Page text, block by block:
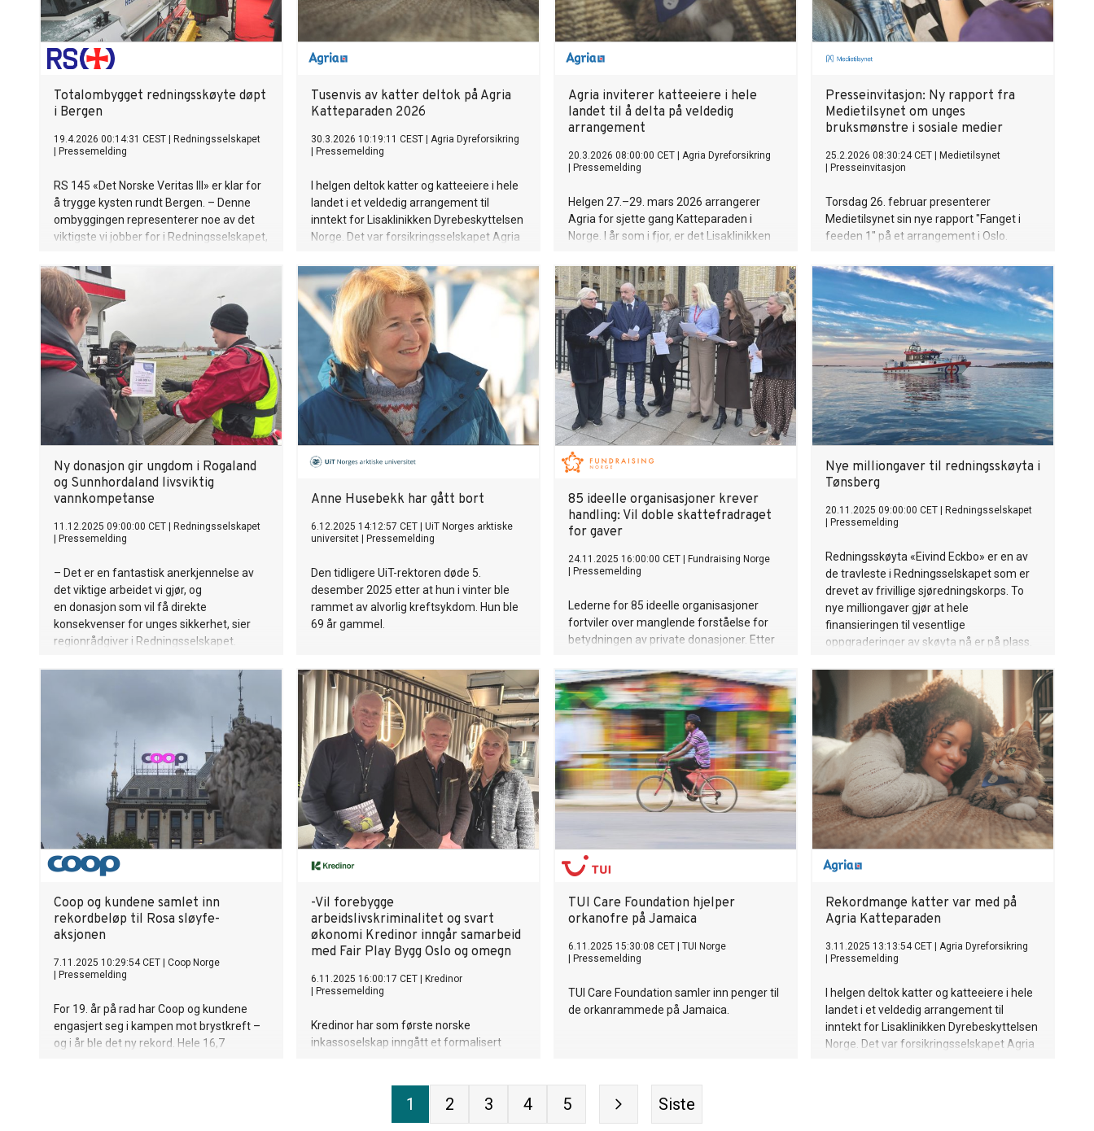
Totalombygget redningsskøyte døpt
i Bergen
19.4.2026 00:14:31 CEST
Redningsselskapet
Pressemelding
RS 145 «Det Norske Veritas III» er klar for
å trygge kysten rundt Bergen. – Denne
ombyggingen representerer noe av det
viktigste vi jobber for i Redningsselskapet,
beredskap, sier generalsekretær Janne
Oddaker.
Tusenvis av katter deltok på Agria
Katteparaden 2026
30.3.2026 10:19:11 CEST
Agria Dyreforsikring
Pressemelding
I helgen deltok katter og katteeiere i hele
landet i et veldedig arrangement til
inntekt for Lisaklinikken Dyrebeskyttelsen
Norge. Det var forsikringsselskapet Agria
katter i årets parade.
Agria inviterer katteeiere i hele
landet til å delta på veldedig
arrangement
20.3.2026 08:00:00 CET
Agria Dyreforsikring
Pressemelding
Helgen 27.–29. mars 2026 arrangerer
Agria for sjette gang Katteparaden i
Norge. I år som i fjor, er det Lisaklinikken
midlene. Klinikken tilbyr gratis
veterinærhjelp til dyr med eiere som av
ulike årsaker ikke har mulighet til å betale
for behandling.
Presseinvitasjon: Ny rapport fra
Medietilsynet om unges
bruksmønstre i sosiale medier
25.2.2026 08:30:24 CET
Medietilsynet
Presseinvitasjon
Torsdag 26. februar presenterer
Medietilsynet sin nye rapport "Fanget i
feeden 1" på et arrangement i Oslo.
eller deler av arrangementet.
Presentasjonen av rapporten blir
strømmet.
Ny donasjon gir ungdom i Rogaland
og Sunnhordaland livsviktig
vannkompetanse
11.12.2025 09:00:00 CET
Redningsselskapet
Pressemelding
– Det er en fantastisk anerkjennelse av
det viktige arbeidet vi gjør, og
en donasjon som vil få direkte
konsekvenser for unges sikkerhet, sier
regionrådgiver i Redningsselskapet.
Anne Husebekk har gått bort
6.12.2025 14:12:57 CET
UiT Norges arktiske
universitet
Pressemelding
Den tidligere UiT-rektoren døde 5.
desember 2025 etter at hun i vinter ble
rammet av alvorlig kreftsykdom. Hun ble
69 år gammel.
85 ideelle organisasjoner krever
handling: Vil doble skattefradraget
for gaver
24.11.2025 16:00:00 CET
Fundraising Norge
Pressemelding
Lederne for 85 ideelle organisasjoner
fortviler over manglende forståelse for
betydningen av private donasjoner. Etter
donasjoner til ideelle organisasjoner i
2022 har inntektene falt med 7,5
milliarder. Nå krever de at
fradragsbeløpet økes for både
privatpersoner og bedrifter.
Nye milliongaver til redningsskøyta i
Tønsberg
20.11.2025 09:00:00 CET
Redningsselskapet
Pressemelding
Redningsskøyta «Eivind Eckbo» er en av
de travleste i Redningsselskapet som er
drevet av frivillige sjøredningskorps. To
nye milliongaver gjør at hele
finansieringen til vesentlige
oppgraderinger av skøyta nå er på plass.
Coop og kundene samlet inn
rekordbeløp til Rosa sløyfe-
aksjonen
7.11.2025 10:29:54 CET
Coop Norge
Pressemelding
For 19. år på rad har Coop og kundene
engasjert seg i kampen mot brystkreft –
og i år ble det ny rekord. Hele 16,7
-Vil forebygge
arbeidslivskriminalitet og svart
økonomi Kredinor inngår samarbeid
med Fair Play Bygg Oslo og omegn
6.11.2025 16:00:17 CET
Kredinor
Pressemelding
Kredinor har som første norske
inkassoselskap inngått et formalisert
samfunnsansvar, og skal bidra til
TUI Care Foundation hjelper
orkanofre på Jamaica
6.11.2025 15:30:08 CET
TUI Norge
Pressemelding
TUI Care Foundation samler inn penger til
de orkanrammede på Jamaica.
Rekordmange katter var med på
Agria Katteparaden
3.11.2025 13:13:54 CET
Agria Dyreforsikring
Pressemelding
I helgen deltok katter og katteeiere i hele
landet i et veldedig arrangement til
inntekt for Lisaklinikken Dyrebeskyttelsen
Norge. Det var forsikringsselskapet Agria
1 2 3 4 5 Siste